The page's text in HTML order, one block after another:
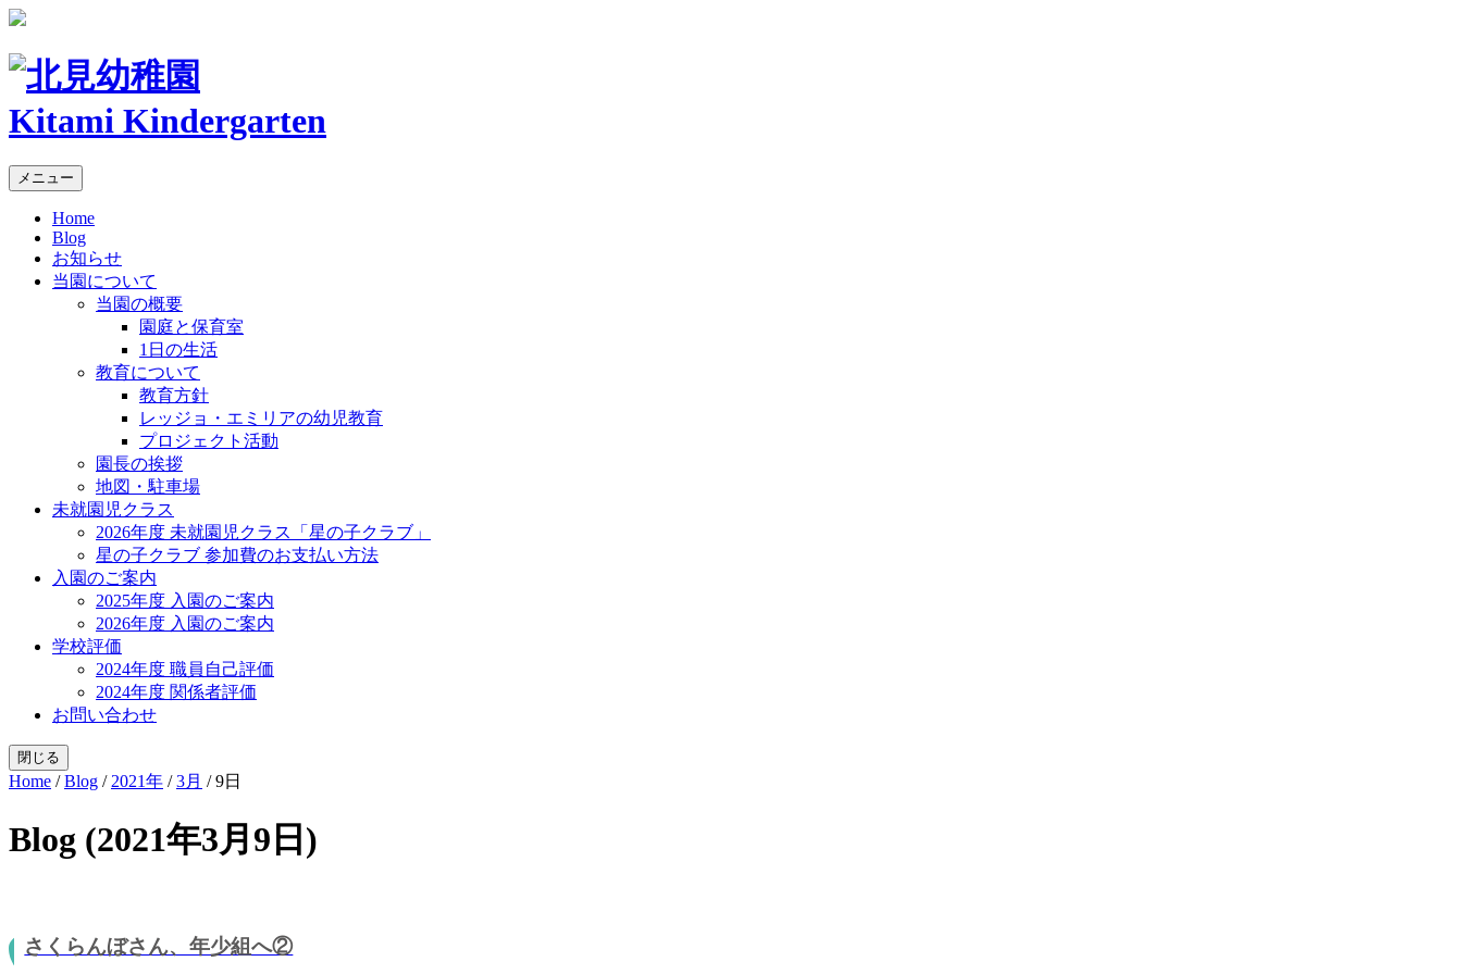
Kitami Kindergarten
メニュー
Home
Blog
お知らせ
当園について
当園の概要
園庭と保育室
1日の生活
教育について
教育方針
レッジョ・エミリアの幼児教育
プロジェクト活動
園長の挨拶
地図・駐車場
未就園児クラス
2026年度 未就園児クラス「星の子クラブ」
星の子クラブ 参加費のお支払い方法
入園のご案内
2025年度 入園のご案内
2026年度 入園のご案内
学校評価
2024年度 職員自己評価
2024年度 関係者評価
お問い合わせ
閉じる
Home /Blog / 2021年 /3月 /9日
Blog (2021年3月9日)
さくらんぼさん、年少組へ②